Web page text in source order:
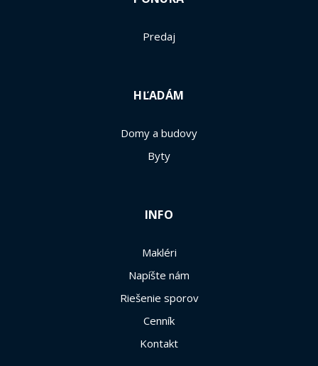
Predaj
HĽADÁM
Domy a budovy
Byty
INFO
Makléri
Napíšte nám
Riešenie sporov
Cenník
Kontakt